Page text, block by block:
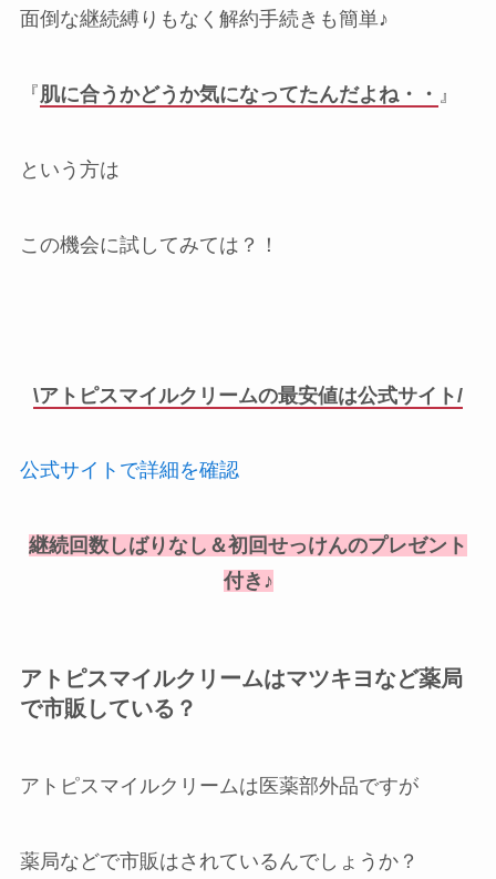
面倒な継続縛りもなく解約手続きも簡単♪
『肌に合うかどうか気になってたんだよね・・ 』
という方は
この機会に試してみては？！
\アトピスマイルクリームの最安値は公式サイト/
公式サイトで詳細を確認
継続回数しばりなし＆初回せっけんのプレゼント
付き♪
アトピスマイルクリームはマツキヨなど薬局
で市販している？
アトピスマイルクリームは医薬部外品ですが
薬局などで市販はされているんでしょうか？